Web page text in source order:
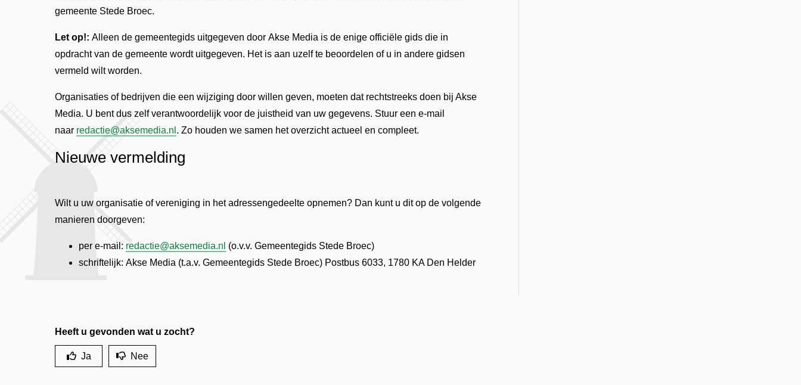
gemeente Stede Broec.
Let op!: Alleen de gemeentegids uitgegeven door Akse Media is de enige officiële gids die in
opdracht van de gemeente wordt uitgegeven. Het is aan uzelf te beoordelen of u in andere gidsen
vermeld wilt worden.
Organisaties of bedrijven die een wijziging door willen geven, moeten dat rechtstreeks doen bij Akse
Media. U bent dus zelf verantwoordelijk voor de juistheid van uw gegevens. Stuur een e-mail
naar redactie@aksemedia.nl . Zo houden we samen het overzicht actueel en compleet.
Nieuwe vermelding
Wilt u uw organisatie of vereniging in het adressengedeelte opnemen? Dan kunt u dit op de volgende
manieren doorgeven:
per e-mail: redactie@aksemedia.nl (o.v.v. Gemeentegids Stede Broec)
schriftelijk: Akse Media (t.a.v. Gemeentegids Stede Broec) Postbus 6033, 1780 KA Den Helder
Heeft u gevonden wat u zocht?
Ja Nee